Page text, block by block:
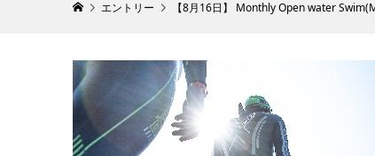
エントリー 【8月16日】 Monthly Open water